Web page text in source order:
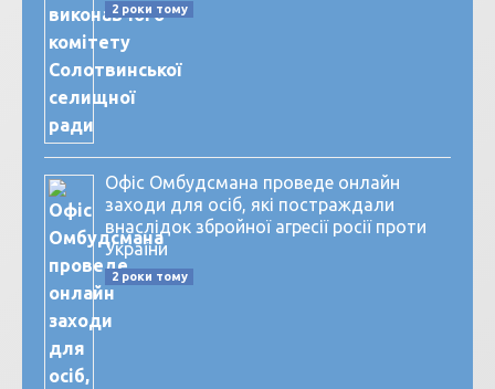
2 роки тому
Офіс Омбудсмана проведе онлайн
заходи для осіб, які постраждали
внаслідок збройної агресії росії проти
України
2 роки тому